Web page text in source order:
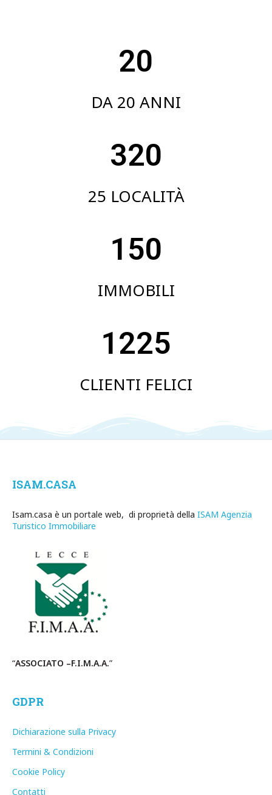
DA 20 ANNI
20
25 LOCALITÀ
320
IMMOBILI
150
CLIENTI FELICI
1225
ISAM.CASA
Isam.casa è un portale web, di proprietà della ISAM Agenzia
Turistico Immobiliare
“ASSOCIATO –F.I.M.A.A.”
GDPR
Dichiarazione sulla Privacy
Termini & Condizioni
Cookie Policy
Contatti